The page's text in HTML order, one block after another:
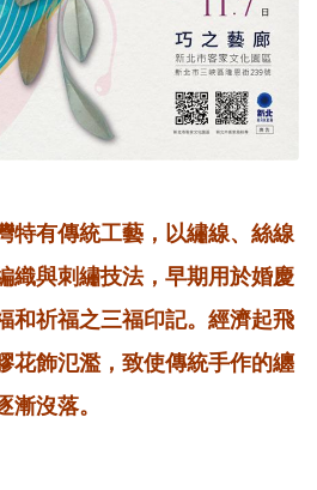
特有傳統工藝，以繡線、絲線
織與刺繡技法，早期用於婚慶
和祈福之三福印記。經濟起飛
花飾氾濫，致使傳統手作的纏
漸沒落。